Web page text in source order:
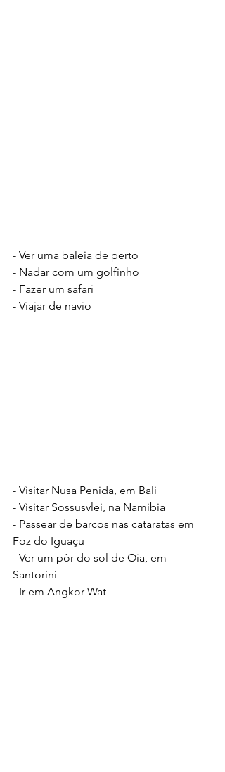
- Ver uma baleia de perto
- Nadar com um golfinho
- Fazer um safari
- Viajar de navio
- Visitar Nusa Penida, em Bali
- Visitar Sossusvlei, na Namibia
- Passear de barcos nas cataratas em
Foz do Iguaçu
- Ver um pôr do sol de Oia, em
Santorini
- Ir em Angkor Wat